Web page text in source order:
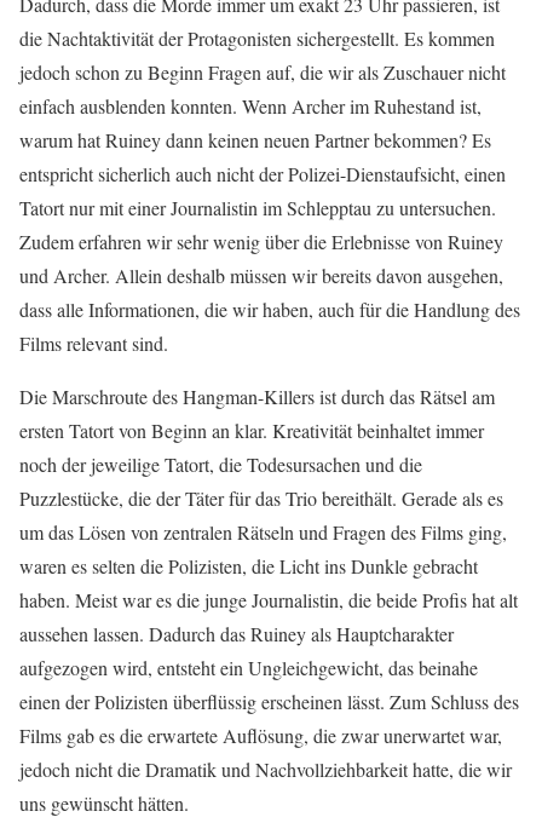
die Nachtaktivität der Protagonisten sichergestellt. Es kommen
jedoch schon zu Beginn Fragen auf, die wir als Zuschauer nicht
einfach ausblenden konnten. Wenn Archer im Ruhestand ist,
warum hat Ruiney dann keinen neuen Partner bekommen? Es
entspricht sicherlich auch nicht der Polizei-Dienstaufsicht, einen
Tatort nur mit einer Journalistin im Schlepptau zu untersuchen.
Zudem erfahren wir sehr wenig über die Erlebnisse von Ruiney
und Archer. Allein deshalb müssen wir bereits davon ausgehen,
dass alle Informationen, die wir haben, auch für die Handlung des
Films relevant sind.
Die Marschroute des Hangman-Killers ist durch das Rätsel am
ersten Tatort von Beginn an klar. Kreativität beinhaltet immer
noch der jeweilige Tatort, die Todesursachen und die
Puzzlestücke, die der Täter für das Trio bereithält. Gerade als es
um das Lösen von zentralen Rätseln und Fragen des Films ging,
waren es selten die Polizisten, die Licht ins Dunkle gebracht
haben. Meist war es die junge Journalistin, die beide Profis hat alt
aussehen lassen. Dadurch das Ruiney als Hauptcharakter
aufgezogen wird, entsteht ein Ungleichgewicht, das beinahe
einen der Polizisten überflüssig erscheinen lässt. Zum Schluss des
Films gab es die erwartete Auflösung, die zwar unerwartet war,
jedoch nicht die Dramatik und Nachvollziehbarkeit hatte, die wir
uns gewünscht hätten.